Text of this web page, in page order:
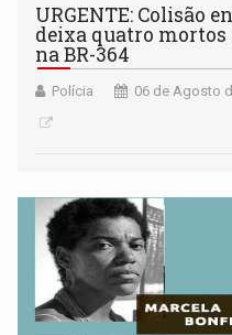
URGENTE: Colisão
deixa quatro mortos
na BR-364
Polícia 06 de Agosto